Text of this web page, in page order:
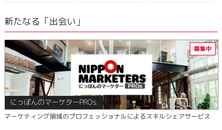
新たなる「出会い」
にっぽんのマーケターPROs.
マーケティング領域のプロフェッショナルによるスキルシェアサービス